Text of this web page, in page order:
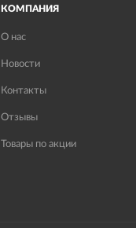
КОМПАНИЯ
О нас
Новости
Контакты
Отзывы
Товары по акции